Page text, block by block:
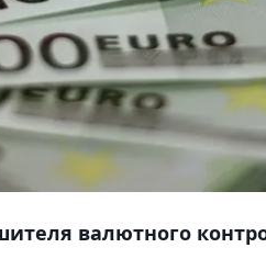
валютного